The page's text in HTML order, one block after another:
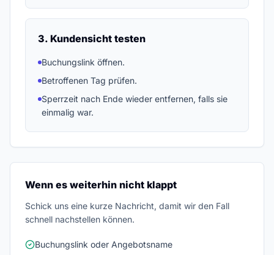
3. Kundensicht testen
Buchungslink öffnen.
Betroffenen Tag prüfen.
Sperrzeit nach Ende wieder entfernen, falls sie
einmalig war.
Wenn es weiterhin nicht klappt
Schick uns eine kurze Nachricht, damit wir den Fall
schnell nachstellen können.
Buchungslink oder Angebotsname